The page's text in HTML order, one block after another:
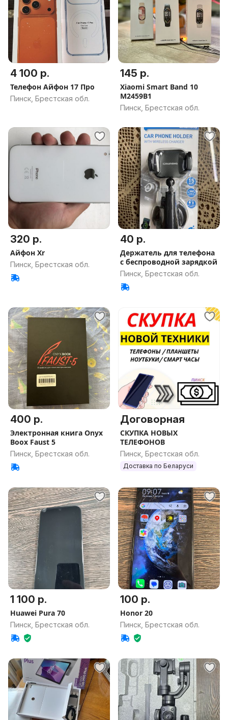
4 100 р.
Телефон Айфон 17 Про
Пинск, Брестская обл.
145 р.
Xiaomi Smart Band 10
M2459B1
Пинск, Брестская обл.
320 р.
Айфон Xr
Пинск, Брестская обл.
40 р.
Держатель для телефона
с беспроводной зарядкой
Пинск, Брестская обл.
400 р.
Электронная книгa Onyx
Boox Faust 5
Пинск, Брестская обл.
Договорная
СКУПКА НОВЫХ
ТЕЛЕФОНОВ
Пинск, Брестская обл.
Доставка по Беларуси
1 100 р.
Huawei Pura 70
Пинск, Брестская обл.
100 р.
Honor 20
Пинск, Брестская обл.